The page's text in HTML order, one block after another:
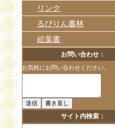
リンク
るびりん書林
絵葉書
お問い合わせ：
お気軽にお問い合わせください。
サイト内検索：